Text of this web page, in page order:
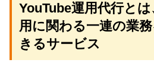
YouTube運用代行と
用に関わる一連の業
きるサービス